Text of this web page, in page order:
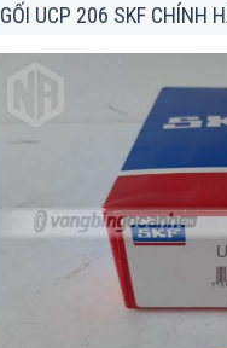
GỐI UCP 206 SKF CHÍNH